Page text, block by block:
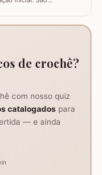
do tapete: Comece
de 10…
de crochê?
com nosso quiz
catalogados para
— e ainda